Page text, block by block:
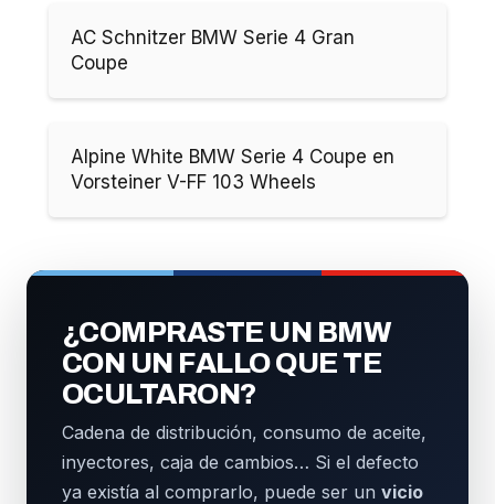
AC Schnitzer BMW Serie 4 Gran
Coupe
Alpine White BMW Serie 4 Coupe en
Vorsteiner V-FF 103 Wheels
¿COMPRASTE UN BMW
CON UN FALLO QUE TE
OCULTARON?
Cadena de distribución, consumo de aceite,
inyectores, caja de cambios… Si el defecto
ya existía al comprarlo, puede ser un vicio